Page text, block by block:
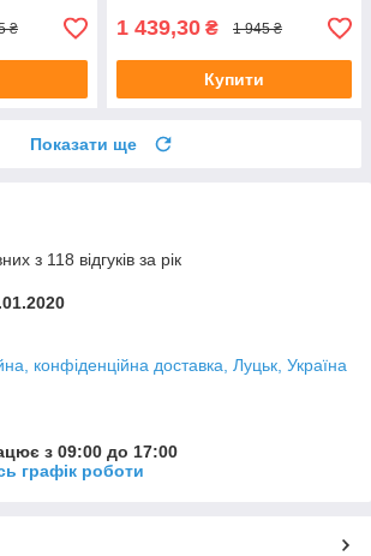
₴ 1 439,30 ₴ 1 945 ₴
Купити
Показати ще
з 118 відгуків за рік
конфіденційна доставка, Луцьк, Україна
з 09:00 до 17:00
графік роботи